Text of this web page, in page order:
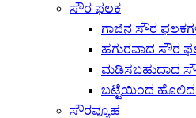
ಸೌರ ಫಲಕ
ಗಾಜಿನ ಸೌರ
ಹಗುರವಾದ ಸೌರ
ಮಡಿಸಬಹುದಾದ
ಬಟ್ಟೆಯಿಂದ ಹೊಲಿದ
ಸೌರವ್ಯೂಹ